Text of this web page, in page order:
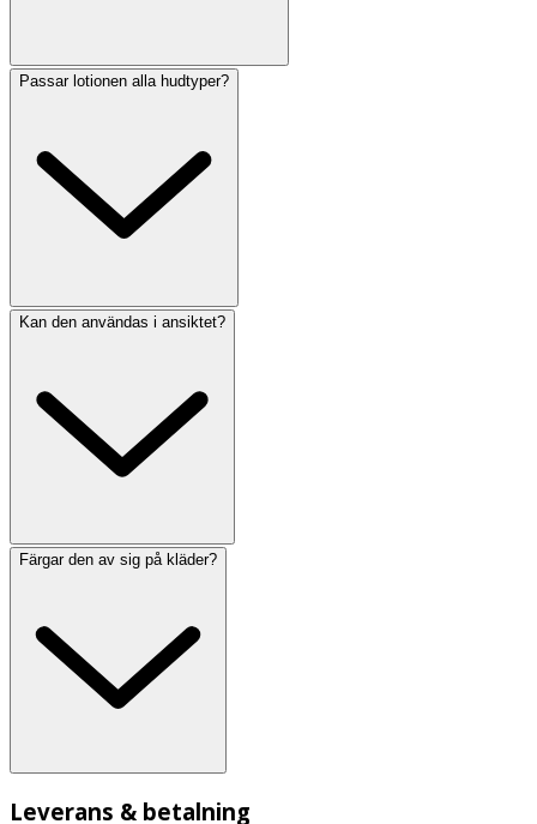
Passar lotionen alla hudtyper?
Kan den användas i ansiktet?
Färgar den av sig på kläder?
Leverans & betalning